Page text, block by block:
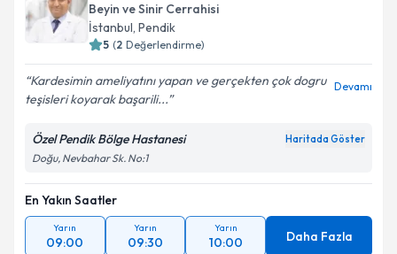
Beyin ve Sinir Cerrahisi
İstanbul, Pendik
5 (2 Değerlendirme)
Kardesimin ameliyatını yapan ve gerçekten çok dogru
teşisleri koyarak başarili...
Devamı
Özel Pendik Bölge Hastanesi Haritada Göster
Doğu, Nevbahar Sk. No:1
En Yakın Saatler
Yarın
09:00
Yarın
09:30
Yarın
10:00 Daha Fazla